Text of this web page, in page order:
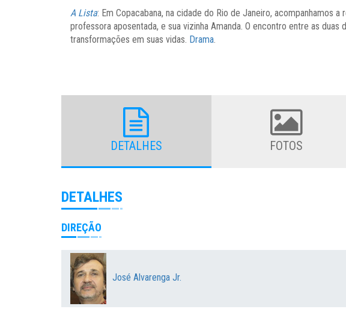
A Lista: Em Copacabana, na cidade do Rio de Janeiro, acompanhamos a
professora aposentada, e sua vizinha Amanda. O encontro entre as
transformações em suas vidas. Drama
DETALHES FOTOS
DETALHES
DIREÇÃO
José Alvarenga Jr.